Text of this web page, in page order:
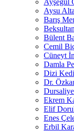
Ayşegül
Aysu
Barış
Bülent
Cemil
Cüneyt
Damla
Dizi
Dr.
Ekrem
Elif
Enes
Erbil